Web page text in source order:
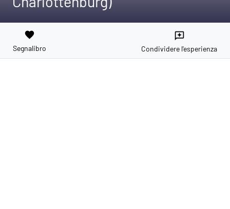
favorite
Segnalibro
reviews
Condividere l'esperienza